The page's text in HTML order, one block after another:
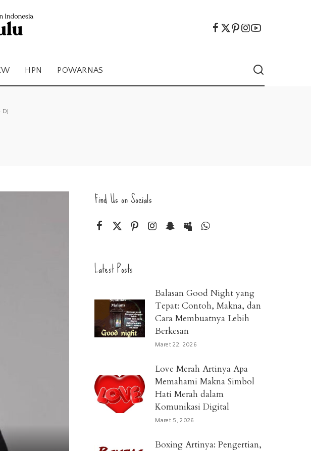
HPN POWARNAS
DJ
Find Us on Socials
Latest Posts
Balasan Good Night yang
Tepat: Contoh, Makna, dan
Cara Membuatnya Lebih
Berkesan
Maret 22, 2026
Love Merah Artinya Apa
Memahami Makna Simbol
Hati Merah dalam
Komunikasi Digital
Maret 5, 2026
Boxing Artinya: Pengertian,